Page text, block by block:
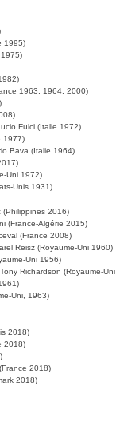
1995)
1975)
1963, 1964, 2000)
Fulci (Italie 1972)
1977)
Bava (Italie 1964)
Uni 1972)
Unis 1931)
(Philippines 2016)
(France-Algérie 2015)
(France 2008)
Reisz (Royaume-Uni 1960)
Uni 1956)
Richardson (Royaume-
Uni, 1963)
2018)
2018)
2018)
2018)